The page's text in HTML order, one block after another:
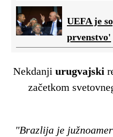
UEFA je
prvenstvo'
Nekdanji urugvajski
začetkom
"Brazlija je